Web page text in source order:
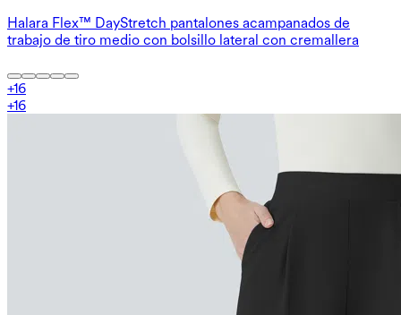
Halara Flex™ DayStretch pantalones acampanados de
trabajo de tiro medio con bolsillo lateral con cremallera
+16
+16